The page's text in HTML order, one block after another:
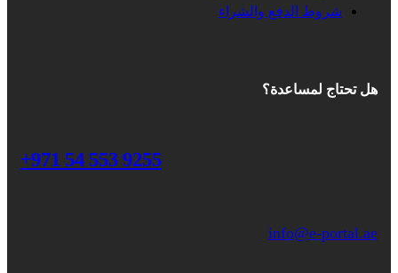
شروط الدفع والشراء
هل تحتاج لمساعدة؟
+971 54 553 9255
info@e-portal.ae